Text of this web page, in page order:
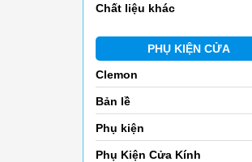
Chất liệu khác
PHỤ KIỆN CỬA
Clemon
Bản lề
Phụ kiện
Phụ Kiện Cửa Kính